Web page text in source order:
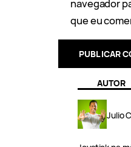
navegador
que eu
AUTOR
Julio